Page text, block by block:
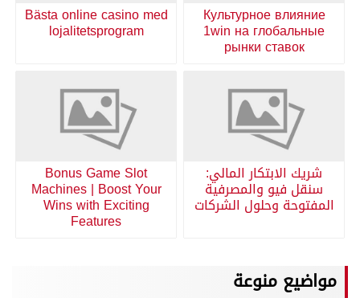
Культурное влияние
1win на глобальные
рынки ставок
Bästa online casino med
lojalitetsprogram
شريك الابتكار المالي:
سنقل فيو والمصرفية
المفتوحة وحلول الشركات
Bonus Game Slot
Machines | Boost Your
Wins with Exciting
Features
مواضيع منوعة